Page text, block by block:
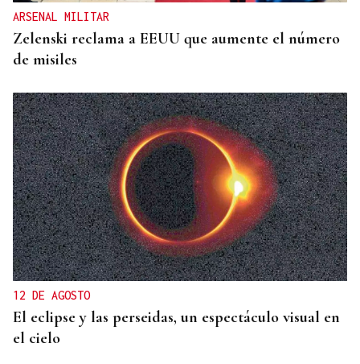
ARSENAL MILITAR
Zelenski reclama a EEUU que aumente el número
de misiles
12 DE AGOSTO
El eclipse y las perseidas, un espectáculo visual en
el cielo